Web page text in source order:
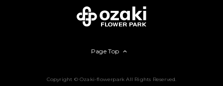
Copyright © Ozaki-flowerpark All Rights Reserved.
Page Top